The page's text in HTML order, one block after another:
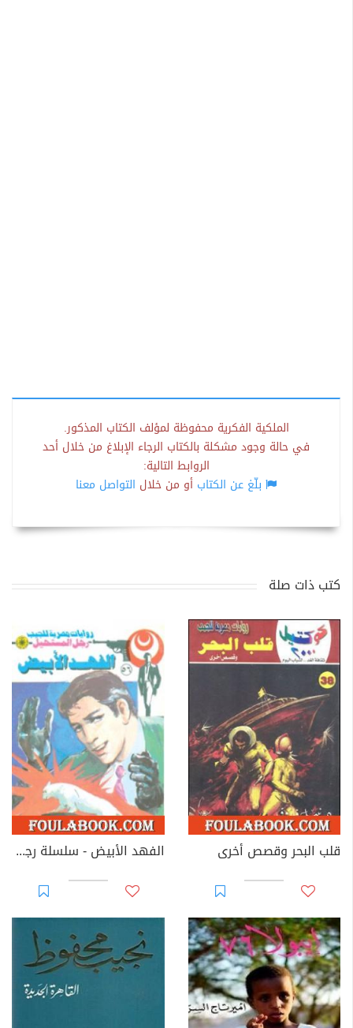
الملكية الفكرية محفوظة لمؤلف الكتاب المذكور.
في حالة وجود مشكلة بالكتاب الرجاء الإبلاغ من خلال أحد
الروابط التالية:
بلّغ عن الكتاب أو من خلال التواصل معنا
كتب ذات صلة
قلب البحر وقصص أخرى الفهد الأبيض - سلسلة رجل المستحيل